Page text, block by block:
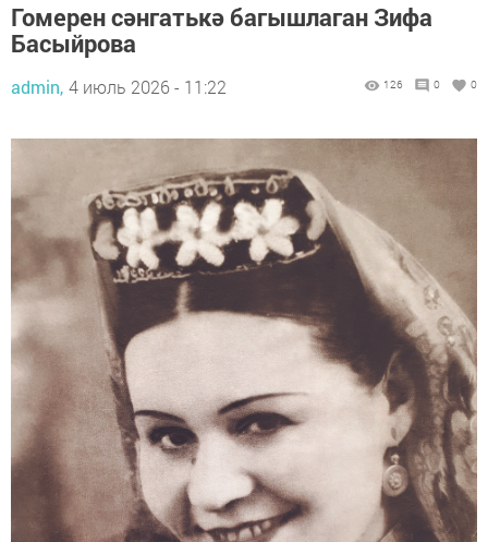
Гомерен сәнгатькә багышлаган Зифа
Басыйрова
admin, 4 июль 2026 - 11:22 126 0 0